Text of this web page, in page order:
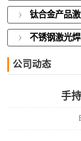
焊接
钛合金产品激
光焊接
不锈钢激光焊
公司动态
手
示
其他产品激光焊